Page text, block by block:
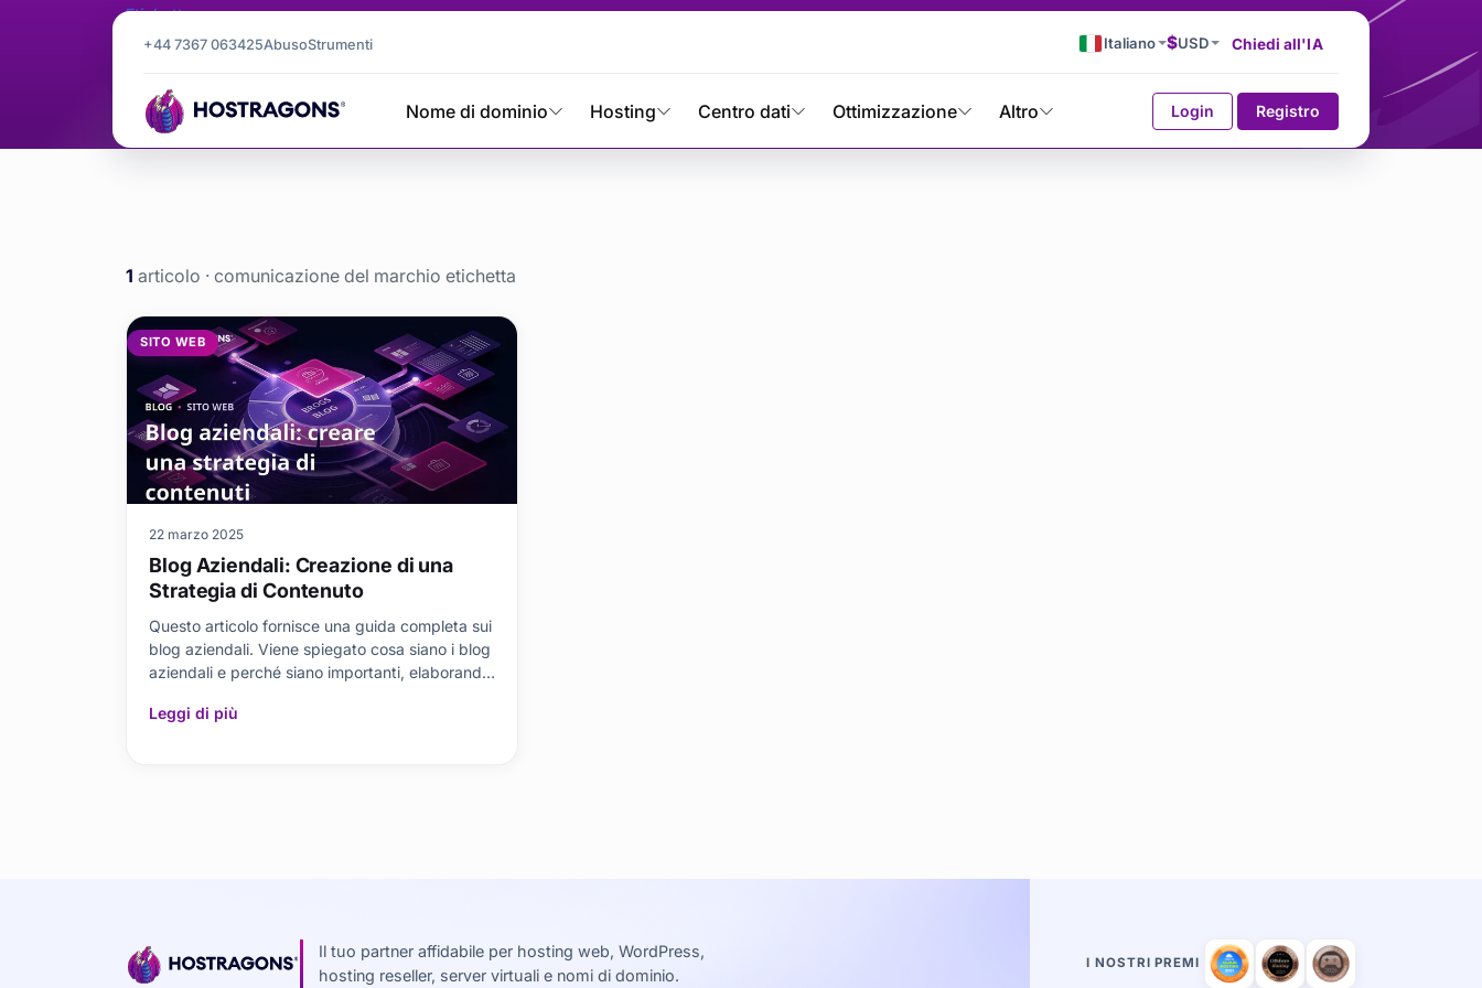
+44 7367 063425AbusoStrumenti Italiano $USD Chiedi all'IA
Nome di dominio Hosting Centro dati Ottimizzazione Altro Login Registro
Etichetta
comunicazione del marchio
Home
1 articolo · comunicazione del marchio etichetta
comunicazione del marchio etiketi yazıları
SITO WEB
22 marzo 2025
Blog Aziendali: Creazione di una
Strategia di Contenuto
Questo articolo fornisce una guida completa sui
blog aziendali. Viene spiegato cosa siano i blog
aziendali e perché siano importanti, elaborando
strategia di contenuto efficace. Temi come la
Leggi di più
Il tuo partner affidabile per hosting web, WordPress,
hosting reseller, server virtuali e nomi di dominio.
I NOSTRI PREMI